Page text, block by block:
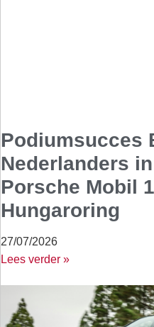
Podiumsucces
Nederlanders
Porsche Mobil
Hungaroring
27/07/2026
Lees verder »